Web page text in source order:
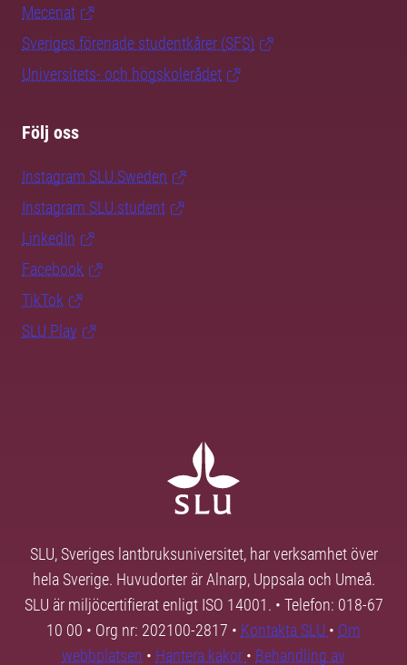
Mecenat
Sveriges förenade studentkårer (SFS)
Universitets- och högskolerådet
Följ oss
Instagram SLU.Sweden
Instagram SLU.student
LinkedIn
Facebook
TikTok
SLU Play
SLU, Sveriges lantbruksuniversitet, har verksamhet över
hela Sverige. Huvudorter är Alnarp, Uppsala och Umeå.
SLU är miljöcertifierat enligt ISO 14001. • Telefon: 018-67
10 00 • Org nr: 202100-2817 • Kontakta SLU • Om
webbplatsen • Hantera kakor • Behandling av